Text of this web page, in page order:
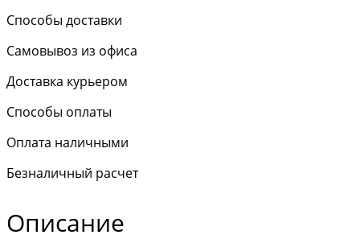
Способы доставки
Самовывоз из офиса
Доставка курьером
Способы оплаты
Оплата наличными
Безналичный расчет
Описание